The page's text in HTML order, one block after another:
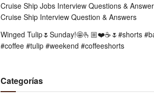
Cruise Ship Jobs Interview Questions &
Cruise Ship Interview Question & Answers
Winged Tulip🌷Sunday!🤩🫰🏼❤️☕️🌷#shorts
#coffee #tulip #weekend #coffeeshorts
Categorías